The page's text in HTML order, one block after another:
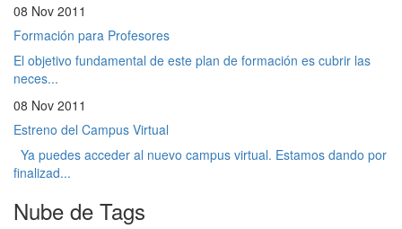
08 Nov 2011
Formación para Profesores
El objetivo fundamental de este plan de formación es cubrir las
neces...
08 Nov 2011
Estreno del Campus Virtual
Ya puedes acceder al nuevo campus virtual. Estamos dando por
finalizad...
Nube de Tags